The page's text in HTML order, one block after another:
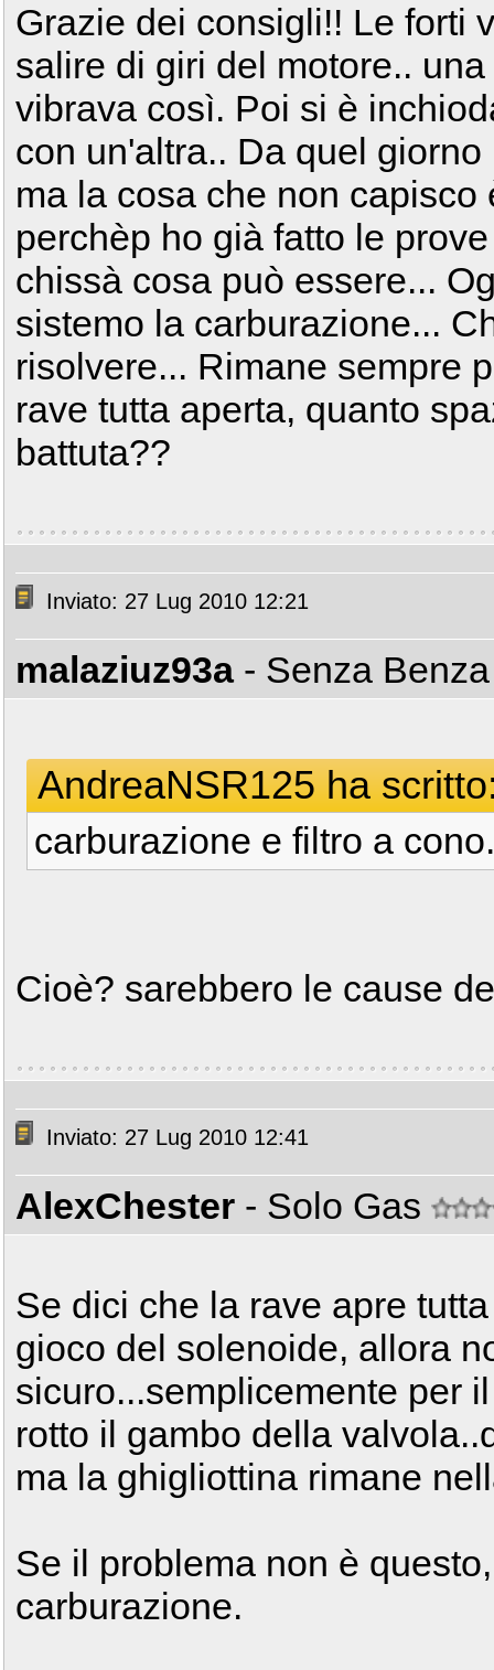
Grazie dei consigli!! Le forti
salire di giri del motore..
vibrava così. Poi si è
con un'altra.. Da quel
ma la cosa che non
perchèp ho già fatto le
chissà cosa può essere...
sistemo la carburazione...
risolvere... Rimane sempre
rave tutta aperta, quanto
battuta??
Inviato: 27 Lug 2010 12:21
malaziuz93a - Senza
AndreaNSR125 ha
carburazione e filtro a cono.
Cioè? sarebbero le cause
Inviato: 27 Lug 2010 12:41
AlexChester - Solo Gas
Se dici che la rave apre
gioco del solenoide, allora
sicuro...semplicemente per
rotto il gambo della
ma la ghigliottina rimane
Se il problema non è
carburazione.